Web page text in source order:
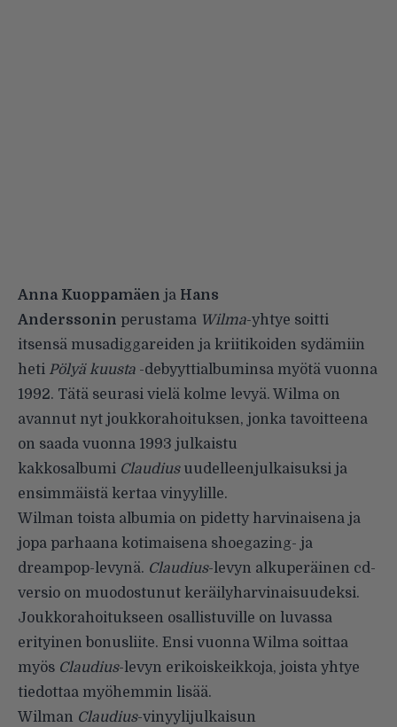
Anna Kuoppamäen ja Hans
Anderssonin perustama Wilma-yhtye soitti
itsensä musadiggareiden ja kriitikoiden sydämiin
heti Pölyä kuusta -debyyttialbuminsa myötä vuonna
1992. Tätä seurasi vielä kolme levyä. Wilma on
avannut nyt joukkorahoituksen, jonka tavoitteena
on saada vuonna 1993 julkaistu
kakkosalbumi Claudiusuudelleenjulkaisuksi ja
ensimmäistä kertaa vinyylille.
Wilman toista albumia on pidetty harvinaisena ja
jopa parhaana kotimaisena shoegazing- ja
dreampop-levynä. Claudius-levyn alkuperäinen cd-
versio on muodostunut keräilyharvinaisuudeksi.
Joukkorahoitukseen osallistuville on luvassa
erityinen bonusliite. Ensi vuonna Wilma soittaa
myös Claudius-levyn erikoiskeikkoja, joista yhtye
tiedottaa myöhemmin lisää.
Wilman Claudius-vinyylijulkaisun